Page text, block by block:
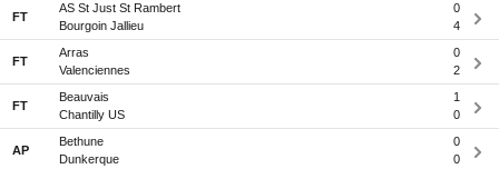
FT
AS St Just St Rambert
0
Bourgoin Jallieu
4
FT
Arras
0
Valenciennes
2
FT
Beauvais
1
Chantilly US
0
AP
Bethune
0
Dunkerque
0